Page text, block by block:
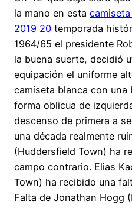
la mano en esta
2019 20 temporada
1964/65 el presidente
la buena suerte, decidió
equipación el uniforme
camiseta blanca con una
forma oblicua de
descenso de primera a
una década realmente
(Huddersfield Town) ha
campo contrario. Elias
Town) ha recibido una
Falta de Jonathan Hogg